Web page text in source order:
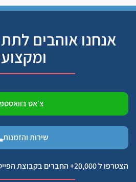
אנחנו אוהבים
צ׳אט בוואסטפ
שירות והזמנות
הצטרפו ל 20,000+ החברים בקבוצת הפייסבוק שלנו ״מטפלים בהורים